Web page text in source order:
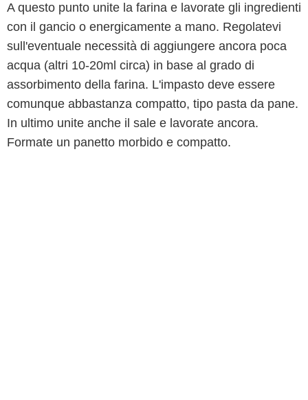
A questo punto unite la farina e lavorate gli ingredienti
con il gancio o energicamente a mano. Regolatevi
sull'eventuale necessità di aggiungere ancora poca
acqua (altri 10-20ml circa) in base al grado di
assorbimento della farina. L'impasto deve essere
comunque abbastanza compatto, tipo pasta da pane.
In ultimo unite anche il sale e lavorate ancora.
Formate un panetto morbido e compatto.